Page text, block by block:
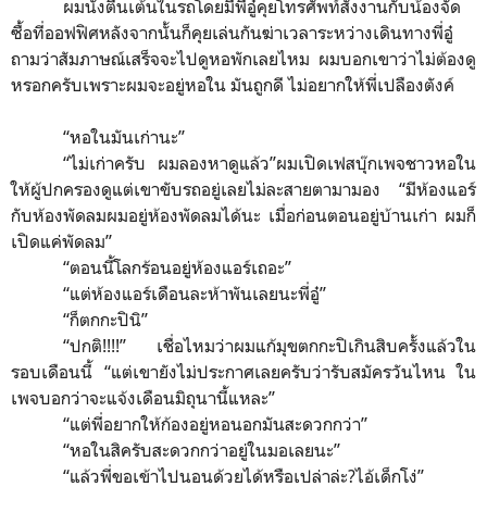
ผมนั่งตื่นเต้นในรถโดยมีพี่อู๋คุยโทรศัพท์สั่งงานกับน้องจัด
ซื้อที่ออฟฟิศหลังจากนั้นก็คุยเล่นกันฆ่าเวลาระหว่างเดินทางพี่อู๋
ถามว่าสัมภาษณ์เสร็จจะไปดูหอพักเลยไหม ผมบอกเขาว่าไม่ต้องดู
หรอกครับเพราะผมจะอยู่หอใน มันถูกดี ไม่อยากให้พี่เปลืองตังค์
“หอในมันเก่านะ”
“ไม่เก่าครับ ผมลองหาดูแล้ว”ผมเปิดเฟสบุ๊กเพจชาวหอใน
ให้ผู้ปกครองดูแต่เขาขับรถอยู่เลยไม่ละสายตามามอง “มีห้องแอร์
กับห้องพัดลมผมอยู่ห้องพัดลมได้นะ เมื่อก่อนตอนอยู่บ้านเก่า ผมก็
เปิดแค่พัดลม”
“ตอนนี้โลกร้อนอยู่ห้องแอร์เถอะ”
“แต่ห้องแอร์เดือนละห้าพันเลยนะพี่อู๋”
“ก็ตกกะปินิ”
“ปกติ!!!!” เชื่อไหมว่าผมแก้มุขตกกะปิเกินสิบครั้งแล้วใน
รอบเดือนนี้ “แต่เขายังไม่ประกาศเลยครับว่ารับสมัครวันไหน ใน
เพจบอกว่าจะแจ้งเดือนมิถุนานี้แหละ”
“แต่พี่อยากให้ก้องอยู่หอนอกมันสะดวกกว่า”
“หอในสิครับสะดวกกว่าอยู่ในมอเลยนะ”
“แล้วพี่ขอเข้าไปนอนด้วยได้หรือเปล่าล่ะ?ไอ้เด็กโง่”